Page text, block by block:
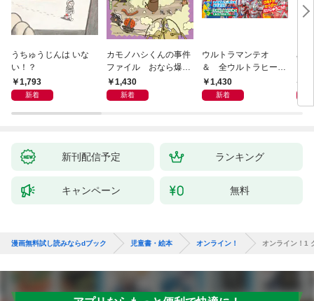
うちゅうじんは いな
い！？
1,793
新着
カモノハシくんの事件
ファイル おなら爆
弾！ 危機イッパツ編
1,430
新着
ウルトラマンテオ
＆ 全ウルトラヒーロ
ー大集合 あそべるず
かん
1,430
新着
星
新刊配信予定 ランキング
キャンペーン 無料
漫画無料試し読みならdブック 児童書・絵本 オンライン！ オンライン！1